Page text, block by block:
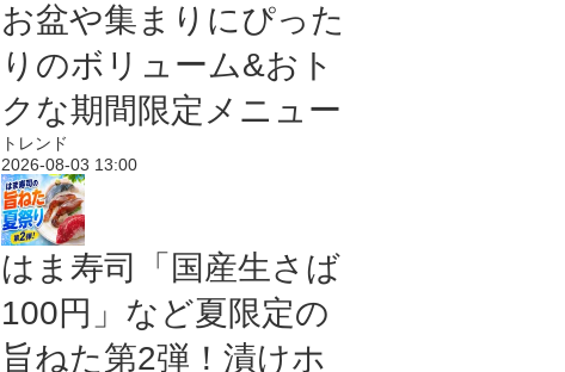
お盆や集まりにぴった
りのボリューム&おト
クな期間限定メニュー
トレンド
2026-08-03 13:00
はま寿司「国産生さば
100円」など夏限定の
旨ねた第2弾！漬けホ